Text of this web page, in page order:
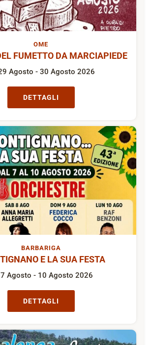
OME
FUMETTO DA MARCIAPIEDE
Agosto - 30 Agosto 2026
DETTAGLI
BARBARIGA
E LA SUA FESTA
7 Agosto - 10 Agosto 2026
DETTAGLI